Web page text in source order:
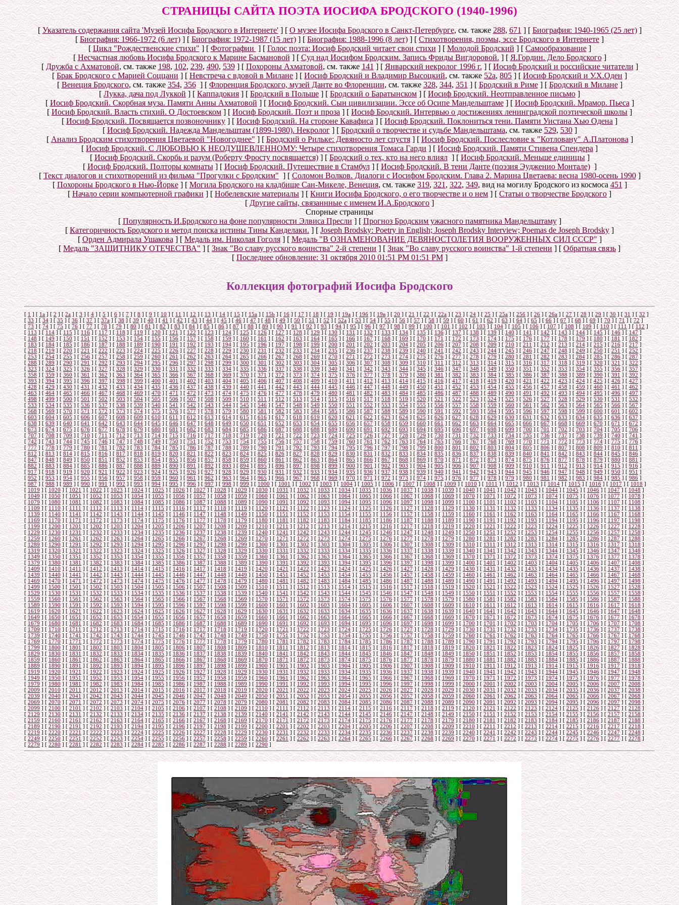
СТРАНИЦЫ САЙТА ПОЭТА ИОСИФА БРОДСКОГО (1940-1996)
[Указатель содержания сайта 'Музей Иосифа Бродского в Интернете'] [О музее Иосифа Бродского в Санкт-Петербурге, см. также288,671] [Биография: 1940-1965 (25 лет)]
[Биография: 1966-1972 (6 лет)] [Биография: 1972-1987 (15 лет)] [Биография: 1988-1996 (8 лет)] [Стихотворения, поэмы, эссе Бродского в Интернете]
[Цикл "Рождественские стихи" ] [Фотографии] [Голос поэта: Иосиф Бродский читает свои стихи] [Молодой Бродский] [ Самообразование]
[Несчастная любовь Иосифа Бродского к Марине Басмановой] [Суд над Иосифом Бродским. Запись Фриды Вигдоровой. ] [Я.Гордин. Дело Бродского]
[ Дружба с Ахматовой, см. также 198,102,239,490,539] [Похороны Ахматовой, см. также141] [ Январский некролог 1996 г.] [Иосиф Бродский и российские читатели]
[ Брак Бродского с Марией Соццани] [Невстреча с вдовой в Милане] [Иосиф Бродский и Владимир Высоцкий, см. также52а,805] [Иосиф Бродский и У.Х.Оден ]
[Венеция Бродского, см. также354, 356] [Флоренция Бродского, музей Данте во Флоренции, см. также328,344,351] [Бродский в Риме] [Бродский в Милане]
[Лукка, дача под Луккой] [Каппадокия] [Бродский в Польше] [Бродский о Баратынском] [Иосиф Бродский. Неотправленное письмо]
[Иосиф Бродский. Скорбная муза. Памяти Анны Ахматовой] [Иосиф Бродский. Сын цивилизации. Эссе об Осипе Мандельштаме] [Иосиф Бродский. Мрамор. Пьеса]
[Иосиф Бродский. Власть стихий. О Достоевском] [Иосиф Бродский. Поэт и проза] [Иосиф Бродский. Интервью о достижениях ленинградской поэтической школы]
[Иосиф Бродский. Посвящается позвоночнику ] [Иосиф Бродский. На стороне Кавафиса ] [Иосиф Бродский. Поклониться тени. Памяти Уистана Хью Одена ]
[Иосиф Бродский. Надежда Мандельштам (1899-1980). Некролог] [Бродский о творчестве и судьбе Мандельштама, см. также529,530]
[ Анализ Бродским стихотворения Цветаевой "Новогоднее"] [Бродский о Рильке: Девяносто лет спустя] [Иосиф Бродский. Послесловие к "Котловану" А.Платонова]
[ Иосиф Бродский. С ЛЮБОВЬЮ К НЕОДУШЕВЛЕННОМУ: Четыре стихотворения Томаса Гарди] [Иосиф Бродский. Памяти Стивена Спендера]
[Иосиф Бродский. Скорбь и разум (Роберту Фросту посвящается)] [Бродский о тех, кто на него влиял] [Иосиф Бродский. Меньше единицы]
[Иосиф Бродский. Полторы комнаты] [Иосиф Бродский. Путешествие в Стамбул] [ Иосиф Бродский. В тени Данте (поэзия Эудженио Монтале)]
[Текст диалогов и стихотворений из фильма "Прогулки с Бродским"] [ Соломон Волков. Диалоги с Иосифом Бродским. Глава 2. Марина Цветаева: весна 1980-осень 1990]
[Похороны Бродского в Нью-Йорке] [ Могила Бродского на кладбище Сан-Микеле, Венеция, см. также319, 321 , 322,349, вид на могилу Бродского из космоса451 ]
[Начало серии компьютерной графики] [ Нобелевские материалы] [Книги Иосифа Бродского, о его творчестве и о нем] [Статьи о творчестве Бродского]
[Другие сайты, связаннные с именем И.А.Бродского]
Спорные страницы
[ Популярность И.Бродского на фоне популярности Элвиса Пресли] [Прогноз Бродским ужасного памятника Мандельштаму]
[Категоричность Бродского и метод поиска истины Тины Канделаки.] [ Joseph Brodsky: Poetry in English; Joseph Brodsky Interview; Poemas de Joseph Brodsky]
[Орден Адмирала Ушакова ] [Медаль им. Николая Гоголя] [Медаль "В ОЗНАМЕНОВАНИЕ ДЕВЯНОСТОЛЕТИЯ ВООРУЖЕННЫХ СИЛ СССР"]
[Медаль "ЗАЩИТНИКУ ОТЕЧЕСТВА"] [Знак "Во славу русского воинства" 2-й степени] [Знак "Во славу русского воинства" 1-й степени ] [Обратная связь ]
[ Последнее обновление:31 октября 2010 01:51 PM 01:51 PM]
Коллекция фотографий Иосифа Бродского
[1 ] [1а] [2] [2а ] [ 3] [4] [5 ] [ 6] [ 7] [ 8] [ 9] [10] [ 11 ] [ 12] [13 ] [ 14 ] [ 15] [15a ] [ 15b ] [16] [ 17] [18] [ 19 ] [19а ] [19б] [ 19в] [20 ] [21 ] [ 22] [22a ] [ 23] [24 ] [25 ] [ 25а] [ 25б ] [ 26 ] [26a] [ 27] [ 28] [29 ] [ 30 ] [31 ] [ 32]
[33] [34] [ 35] [36] [37] [37а] [38] [ 39] [40] [41] [42] [ 43] [44] [45] [ 46] [ 47 ] [48 ] [49] [50] [ 51] [ 52] [52а ] [53] [54] [ 55] [ 56] [57] [ 58 ] [59] [60] [61] [62 ] [63] [ 64] [65 ] [66 ] [67] [ 68] [69] [70 ] [71 ] [72]
[ 73] [74] [ 75 ] [ 76] [ 77 ] [78] [79 ] [ 80] [81] [ 82 ] [ 83] [84 ] [ 85 ] [86] [ 87] [88 ] [89] [ 90 ] [ 91 ] [92 ] [ 93] [94] [ 95 ] [96] [97 ] [ 98 ] [99] [ 100 ] [101 ] [102 ] [ 103] [104] [ 105] [106 ] [ 107 ] [108 ] [ 109] [110] [ 111 ] [112]
[113] [ 114] [ 115 ] [ 116] [117] [118] [119 ] [ 120] [ 121 ] [ 122 ] [ 123 ] [124 ] [125] [ 126] [127] [128] [ 129 ] [ 130 ] [ 131 ] [132] [133] [134 ] [ 135] [ 136] [ 137 ] [ 138 ] [139 ] [140] [ 141] [142] [143] [ 144] [ 145 ] [ 146] [147]
[ 148 ] [ 149] [150 ] [151 ] [152 ] [ 153] [ 154 ] [ 155 ] [156 ] [ 157 ] [ 158] [ 159] [160] [ 161 ] [ 162 ] [ 163 ] [ 164] [165 ] [166 ] [167] [ 168] [ 169 ] [ 170 ] [171 ] [ 172 ] [ 173] [ 174] [175] [ 176 ] [ 177 ] [ 178 ] [ 179] [180 ] [181 ] [182 ]
[ 183] [ 184 ] [ 185] [ 186] [ 187] [188 ] [189] [190 ] [ 191 ] [192 ] [193 ] [194 ] [ 195 ] [196] [ 197] [ 198] [ 199 ] [ 200] [201] [ 202] [203 ] [204] [205 ] [ 206 ] [207 ] [208 ] [209 ] [ 210 ] [211] [ 212] [213] [214 ] [ 215] [216] [ 217]
[218 ] [ 219] [ 220 ] [221] [ 222 ] [223 ] [ 224] [ 225 ] [226] [227 ] [228] [ 229] [ 230 ] [231] [ 232 ] [233 ] [ 234] [ 235 ] [236] [ 237 ] [238 ] [ 239] [ 240 ] [241] [242 ] [243 ] [ 244] [ 245 ] [246] [ 247 ] [248 ] [ 249] [ 250 ] [251] [ 252 ]
[253] [254] [255] [256] [ 257] [ 258 ] [259] [260] [261] [ 262] [263] [264 ] [265 ] [266 ] [267 ] [268] [269] [270 ] [271] [ 272] [ 273 ] [274] [275] [276] [ 277] [278] [279 ] [280 ] [281 ] [282 ] [283] [284] [285] [286] [ 287]
[ 288] [289 ] [290] [291] [ 292 ] [293] [294] [295 ] [ 296] [297] [298] [ 299 ] [300 ] [301] [ 302] [ 303] [304 ] [305] [306] [ 307 ] [308] [309] [310 ] [ 311 ] [312] [313] [ 314 ] [315 ] [316] [ 317] [ 318] [319 ] [320] [321] [ 322 ]
[ 323 ] [ 324 ] [ 325 ] [ 326 ] [327] [328 ] [329 ] [330] [ 331 ] [ 332 ] [333 ] [334 ] [ 335] [ 336] [337] [ 338 ] [ 339 ] [ 340 ] [ 341 ] [342] [343 ] [344] [345] [ 346] [ 347 ] [348 ] [349 ] [ 350] [ 351] [352] [ 353 ] [ 354 ] [ 355 ] [ 356 ] [357]
[ 358 ] [ 359] [360 ] [ 361] [362 ] [ 363 ] [364 ] [ 365 ] [366 ] [367 ] [368] [ 369 ] [ 370] [ 371 ] [ 372] [ 373 ] [ 374] [375 ] [ 376] [377] [ 378 ] [379 ] [ 380 ] [381 ] [382 ] [383] [ 384] [ 385] [ 386 ] [ 387] [ 388 ] [ 389] [390 ] [ 391] [392 ]
[393] [394 ] [ 395] [396] [ 397] [398] [ 399] [400] [ 401] [402 ] [403 ] [404] [405 ] [406] [407] [408] [409 ] [ 410] [411] [ 412] [413] [ 414] [415] [ 416] [417 ] [418 ] [419] [420 ] [421] [422 ] [423] [424 ] [ 425] [426] [ 427]
[428 ] [ 429] [ 430 ] [431 ] [ 432 ] [433 ] [ 434] [ 435 ] [436] [437 ] [ 438] [ 439] [ 440 ] [441] [ 442 ] [443 ] [ 444] [ 445 ] [446] [ 447 ] [448 ] [ 449] [ 450 ] [451] [452 ] [ 453 ] [ 454] [ 455 ] [456] [ 457 ] [458 ] [ 459] [ 460 ] [461 ] [ 462 ]
[ 463] [464] [465] [466] [ 467] [ 468 ] [469] [470] [471 ] [472] [473] [474 ] [ 475 ] [476 ] [477] [ 478] [479] [480] [481] [ 482] [ 483 ] [484] [485] [486 ] [487] [488] [489 ] [ 490 ] [491 ] [492] [ 493] [494] [495] [496] [ 497]
[ 498] [ 499 ] [500] [501] [ 502] [503] [504] [505 ] [ 506] [507 ] [508] [509] [510 ] [511] [ 512] [ 513] [ 514] [515] [516] [ 517] [518] [519] [520 ] [ 521 ] [522 ] [523] [524] [525 ] [526] [ 527] [ 528] [ 529 ] [530] [531] [ 532]
[ 533] [ 534 ] [ 535] [ 536 ] [ 537 ] [538 ] [539] [540 ] [ 541 ] [542 ] [543 ] [544 ] [ 545 ] [546] [ 547] [ 548] [ 549 ] [ 550] [ 551 ] [ 552 ] [553 ] [554] [555 ] [ 556] [557 ] [558 ] [559 ] [ 560 ] [561] [ 562] [ 563] [ 564 ] [ 565] [ 566 ] [ 567 ]
[ 568 ] [ 569] [570] [ 571] [572 ] [ 573] [574 ] [ 575 ] [576 ] [577 ] [578] [ 579 ] [580] [ 581 ] [ 582] [ 583 ] [ 584] [585] [ 586] [587 ] [ 588] [589 ] [ 590 ] [591 ] [592 ] [593] [ 594 ] [595] [ 596] [ 597] [ 598 ] [ 599] [600] [ 601] [602 ]
[603] [604 ] [605] [606] [607] [608] [ 609] [610] [ 611] [612 ] [613] [614] [615 ] [616] [617 ] [618] [619 ] [620] [621] [622] [623] [ 624] [625] [ 626] [627 ] [628] [629] [630 ] [631] [632 ] [633] [634 ] [635] [636] [637]
[638 ] [ 639 ] [ 640] [641 ] [642 ] [ 643 ] [644] [ 645] [ 646 ] [647 ] [ 648] [ 649] [ 650] [651 ] [652] [653 ] [ 654 ] [ 655] [656 ] [657 ] [ 658 ] [659] [ 660] [ 661 ] [662 ] [ 663] [ 664] [ 665] [666] [667] [668 ] [ 669 ] [ 670] [671 ] [672 ]
[673 ] [674 ] [ 675 ] [676] [ 677] [ 678 ] [679 ] [ 680] [681] [ 682] [683 ] [684 ] [ 685 ] [ 686 ] [687 ] [688 ] [688 ] [ 689 ] [690] [ 691 ] [ 692 ] [693 ] [ 694] [695] [ 696] [697] [698 ] [ 699 ] [ 700 ] [701 ] [702 ] [703 ] [ 704 ] [705] [ 706]
[ 707] [ 708] [709 ] [710] [ 711] [712] [ 713] [714 ] [ 715 ] [716 ] [717] [718] [719 ] [720] [721 ] [ 722] [ 723 ] [724 ] [725] [ 726] [727] [ 728] [729 ] [ 730 ] [731 ] [732] [733] [734 ] [735] [736 ] [ 737] [ 738] [739 ] [740] [ 741]
[ 742] [ 743 ] [744] [ 745 ] [ 746] [747 ] [748] [749 ] [ 750 ] [751 ] [752 ] [753 ] [ 754] [755] [ 756] [ 757] [ 758 ] [759] [ 760 ] [ 761] [762 ] [763] [764 ] [ 765 ] [766 ] [767 ] [768 ] [ 769 ] [770] [ 771] [ 772] [ 773 ] [774] [ 775 ] [ 776]
[777] [ 778] [779 ] [ 780] [781 ] [ 782] [783 ] [ 784] [785] [786 ] [787] [ 788 ] [789] [ 790 ] [791] [792 ] [ 793] [794 ] [ 795] [796 ] [ 797] [798 ] [ 799] [800] [801 ] [802] [ 803 ] [804] [ 805 ] [806] [807] [ 808] [809 ] [ 810] [811 ]
[812] [ 813 ] [814 ] [815 ] [816] [817] [ 818 ] [819 ] [ 820] [821 ] [ 822] [ 823] [824] [ 825 ] [ 826 ] [827] [ 828 ] [829 ] [830 ] [831 ] [832] [ 833 ] [834 ] [ 835] [836 ] [ 837] [ 838] [839] [ 840 ] [ 841 ] [842] [ 843 ] [844 ] [845 ] [846]
[ 847] [ 848] [ 849] [850 ] [ 851] [ 852 ] [853] [854] [855 ] [856 ] [ 857 ] [858] [ 859 ] [860 ] [861 ] [ 862] [ 863] [ 864] [865 ] [ 866] [ 867 ] [868] [869] [870 ] [871 ] [ 872 ] [873] [ 874 ] [875 ] [876] [ 877] [ 878] [ 879] [880 ] [ 881]
[882 ] [883] [ 884 ] [885] [ 886 ] [887 ] [888 ] [ 889] [890] [ 891] [892 ] [ 893] [ 894 ] [ 895] [896 ] [897 ] [898] [ 899 ] [900] [ 901 ] [902 ] [903 ] [ 904] [905] [ 906] [907] [ 908] [ 909 ] [ 910] [911 ] [912 ] [913] [ 914 ] [915] [ 916 ]
[917] [ 918] [919] [ 920] [ 921] [922] [ 923 ] [924] [925] [926 ] [927] [928 ] [929 ] [ 930] [931 ] [932] [ 933] [934] [ 935] [ 936] [937] [ 938 ] [939] [940] [941 ] [942] [943 ] [944 ] [ 945] [946 ] [947] [ 948] [949] [ 950] [ 951]
[ 952] [ 953 ] [954] [955 ] [ 956] [957] [958] [959 ] [ 960 ] [961 ] [ 962 ] [963 ] [964] [965] [ 966] [ 967] [ 968 ] [969] [970 ] [ 971] [972] [973] [974 ] [ 975 ] [976 ] [ 977 ] [978 ] [979] [980] [ 981] [ 982] [ 983 ] [984] [985 ] [ 986]
[987] [ 988 ] [ 989 ] [990 ] [991] [992] [993 ] [ 994] [ 995] [ 996 ] [ 997 ] [998 ] [999] [ 1000 ] [1001 ] [ 1002 ] [1003 ] [ 1004] [1005 ] [1006] [1007 ] [ 1008] [ 1009] [1010] [ 1011 ] [1012 ] [ 1013 ] [ 1014 ] [ 1015] [1016 ] [1017] [1018 ]
[ 1019 ] [ 1020] [ 1021] [ 1022 ] [1023 ] [1024 ] [1025 ] [1026] [1027] [1028 ] [ 1029 ] [ 1030] [1031] [ 1032 ] [ 1033 ] [ 1034] [1035 ] [1036 ] [1037] [1038] [1039] [ 1040] [ 1041 ] [1042] [ 1043 ] [ 1044 ] [ 1045] [1046 ] [ 1047 ] [1048 ]
[ 1049] [ 1050 ] [1051 ] [1052] [1053 ] [ 1054] [1055] [1056] [1057 ] [ 1058] [ 1059] [ 1060] [ 1061 ] [1062] [1063 ] [1064 ] [ 1065] [1066] [ 1067] [1068 ] [ 1069] [ 1070] [ 1071] [ 1072 ] [1073 ] [1074 ] [1075 ] [ 1076] [1077] [ 1078]
[1079] [ 1080] [ 1081 ] [1082] [1083 ] [1084] [ 1085] [1086] [1087] [ 1088 ] [ 1089 ] [1090] [ 1091 ] [ 1092 ] [1093] [ 1094 ] [1095 ] [1096] [1097] [1098] [ 1099 ] [ 1100] [1101] [ 1102 ] [ 1103 ] [1104] [ 1105 ] [1106 ] [1107] [ 1108 ]
[1109 ] [1110 ] [1111 ] [1112] [ 1113] [1114] [1115] [ 1116] [1117] [1118] [1119 ] [1120 ] [1121 ] [1122 ] [1123] [ 1124] [ 1125] [ 1126] [ 1127 ] [1128] [1129] [1130 ] [1131 ] [1132] [1133] [1134] [1135] [ 1136] [ 1137] [ 1138]
[ 1139] [ 1140] [1141] [1142 ] [1143 ] [ 1144] [1145] [ 1146] [1147 ] [1148] [1149] [1150 ] [ 1151 ] [1152] [1153] [1154 ] [ 1155] [1156] [ 1157] [1158 ] [1159] [ 1160 ] [1161] [ 1162] [ 1163] [1164] [1165 ] [ 1166] [1167] [ 1168]
[ 1169] [1170] [1171 ] [1172 ] [ 1173] [ 1174] [ 1175] [1176 ] [1177 ] [ 1178 ] [ 1179] [1180] [1181] [1182 ] [1183 ] [ 1184] [ 1185] [1186] [1187 ] [ 1188 ] [ 1189 ] [ 1190] [1191] [1192 ] [1193 ] [ 1194] [ 1195] [1196] [1197] [1198 ]
[ 1199 ] [1200] [ 1201 ] [1202 ] [1203 ] [1204 ] [ 1205 ] [1206] [ 1207] [1208 ] [ 1209] [ 1210 ] [1211] [ 1212 ] [1213 ] [ 1214] [1215 ] [ 1216] [1217] [ 1218] [1219 ] [ 1220] [ 1221 ] [ 1222] [ 1223 ] [1224 ] [ 1225] [1226 ] [ 1227] [1228 ]
[1229] [ 1230 ] [1231 ] [1232] [1233] [ 1234] [1235] [1236] [1237 ] [ 1238] [ 1239] [1240] [ 1241 ] [1242] [1243] [1244 ] [ 1245] [1246] [1247] [1248 ] [ 1249] [ 1250] [1251] [ 1252 ] [1253 ] [1254] [1255 ] [ 1256] [1257] [ 1258]
[1259] [ 1260 ] [ 1261 ] [1262] [1263 ] [1264] [ 1265] [ 1266] [1267] [ 1268 ] [ 1269 ] [1270] [ 1271 ] [ 1272 ] [ 1273] [ 1274 ] [1275 ] [1276] [ 1277] [1278] [ 1279 ] [ 1280 ] [1281] [ 1282 ] [ 1283 ] [ 1284] [ 1285 ] [ 1286 ] [1287 ] [ 1288 ]
[ 1289 ] [1290 ] [1291 ] [1292 ] [1293] [1294] [1295] [ 1296] [1297] [ 1298] [1299 ] [ 1300 ] [ 1301 ] [ 1302 ] [1303 ] [1304] [ 1305] [ 1306] [ 1307] [1308] [1309] [1310 ] [ 1311 ] [ 1312 ] [ 1313] [1314 ] [1315 ] [ 1316 ] [ 1317] [ 1318]
[ 1319] [ 1320 ] [1321] [1322 ] [1323 ] [ 1324] [1325] [1326] [1327 ] [1328] [ 1329] [1330] [ 1331 ] [1332 ] [1333] [1334 ] [1335] [1336] [1337] [1338 ] [1339] [ 1340] [1341] [ 1342] [1343 ] [1344] [1345 ] [1346] [1347] [ 1348]
[ 1349] [ 1350 ] [1351 ] [1352 ] [1353 ] [ 1354] [1355 ] [1356] [1357 ] [ 1358] [ 1359] [1360] [1361 ] [1362 ] [1363 ] [1364] [ 1365] [1366] [1367] [ 1368 ] [ 1369] [ 1370] [1371] [1372 ] [1373 ] [1374] [ 1375] [1376] [1377] [ 1378]
[ 1379] [1380] [ 1381 ] [1382 ] [1383 ] [1384 ] [1385 ] [1386] [ 1387] [1388 ] [ 1389] [ 1390] [1391] [ 1392 ] [1393 ] [1394] [1395 ] [1396] [1397] [ 1398] [1399] [ 1400] [ 1401 ] [1402] [ 1403 ] [1404 ] [1405] [1406 ] [ 1407] [1408]
[1409] [1410] [1411] [1412] [1413] [ 1414] [1415] [1416] [ 1417 ] [1418] [ 1419] [1420 ] [1421 ] [ 1422] [1423] [1424] [ 1425] [1426] [1427] [1428 ] [1429] [ 1430] [1431 ] [1432] [ 1433 ] [1434] [1435] [ 1436 ] [1437] [1438]
[ 1439] [1440 ] [ 1441 ] [1442] [1443] [ 1444] [ 1445] [1446] [1447 ] [ 1448 ] [ 1449] [ 1450] [ 1451 ] [ 1452 ] [ 1453 ] [1454] [ 1455 ] [ 1456] [ 1457] [1458 ] [ 1459 ] [ 1460] [ 1461] [ 1462 ] [ 1463 ] [ 1464 ] [ 1465 ] [ 1466 ] [ 1467 ] [ 1468]
[1469 ] [ 1470 ] [ 1471 ] [1472] [ 1473] [ 1474 ] [ 1475] [1476 ] [1477] [ 1478 ] [1479 ] [1480 ] [ 1481 ] [ 1482] [1483] [ 1484 ] [ 1485 ] [ 1486] [1487 ] [1488 ] [ 1489 ] [1490] [1491 ] [ 1492 ] [ 1493] [1494] [ 1495 ] [ 1496 ] [ 1497] [ 1498 ]
[ 1499] [ 1500 ] [1501] [1502 ] [1503 ] [ 1504] [1505] [1506] [1507 ] [1508] [ 1509 ] [ 1510] [ 1511 ] [1512 ] [1513 ] [ 1514 ] [1515] [1516] [1517] [1518] [1519] [ 1520] [1521] [ 1522] [1523 ] [1524] [ 1525 ] [1526] [ 1527] [ 1528 ]
[ 1529] [ 1530] [1531 ] [1532 ] [1533 ] [ 1534] [1535] [ 1536] [1537 ] [1538] [ 1539] [1540] [1541] [1542 ] [1543 ] [1544] [ 1545] [1546] [ 1547] [ 1548 ] [ 1549] [ 1550 ] [1551] [1552] [1553 ] [ 1554] [1555] [ 1556] [1557] [ 1558]
[1559 ] [1560] [ 1561 ] [1562] [1563] [1564 ] [1565] [1566] [ 1567] [1568 ] [ 1569] [1570 ] [1571] [ 1572 ] [1573] [ 1574] [1575 ] [1576] [1577] [ 1578] [1579] [ 1580] [ 1581 ] [1582] [ 1583 ] [1584] [ 1585] [1586 ] [ 1587] [1588 ]
[1589 ] [ 1590] [1591] [1592] [1593 ] [ 1594] [1595] [ 1596] [1597 ] [1598] [ 1599 ] [1600] [1601] [ 1602 ] [ 1603] [ 1604] [ 1605] [1606] [1607] [1608 ] [1609] [ 1610 ] [1611 ] [1612] [ 1613 ] [ 1614] [ 1615] [ 1616 ] [1617 ] [1618 ]
[ 1619 ] [1620 ] [ 1621 ] [1622 ] [1623] [1624] [1625] [ 1626] [1627] [ 1628] [ 1629] [ 1630] [ 1631 ] [ 1632 ] [ 1633 ] [1634] [1635 ] [1636] [ 1637] [1638] [ 1639] [ 1640 ] [1641 ] [ 1642 ] [1643 ] [ 1644] [1645 ] [1646] [1647 ] [ 1648]
[1649 ] [ 1650 ] [ 1651 ] [1652] [ 1653] [1654 ] [ 1655] [1656 ] [ 1657] [ 1658 ] [1659 ] [1660 ] [ 1661 ] [ 1662] [1663] [ 1664 ] [1665 ] [1666] [1667 ] [1668] [ 1669 ] [1670] [1671 ] [ 1672 ] [ 1673] [1674] [ 1675 ] [1676 ] [1677] [ 1678 ]
[1679] [1680 ] [1681 ] [1682] [1683] [1684] [1685] [1686] [1687] [1688] [ 1689 ] [1690] [ 1691 ] [1692 ] [1693] [1694] [ 1695] [ 1696] [1697] [ 1698] [1699] [ 1700] [1701] [ 1702] [1703 ] [1704] [1705 ] [ 1706] [ 1707] [ 1708]
[ 1709] [ 1710] [1711 ] [ 1712 ] [1713 ] [ 1714] [1715 ] [ 1716] [1717 ] [1718] [ 1719] [ 1720] [ 1721] [1722 ] [ 1723 ] [1724 ] [ 1725] [1726 ] [ 1727] [1728 ] [ 1729] [ 1730 ] [1731] [ 1732] [1733 ] [ 1734] [1735 ] [ 1736] [1737 ] [ 1738]
[1739] [1740] [ 1741 ] [1742 ] [ 1743] [ 1744 ] [1745] [1746 ] [1747 ] [ 1748] [ 1749] [1750] [1751] [ 1752 ] [ 1753] [ 1754] [1755 ] [1756] [1757 ] [1758 ] [ 1759] [ 1760] [1761] [1762 ] [1763 ] [ 1764] [ 1765] [1766] [1767 ] [1768 ]
[ 1769 ] [ 1770] [ 1771] [ 1772 ] [1773 ] [1774 ] [1775 ] [1776] [1777] [1778 ] [ 1779 ] [ 1780] [1781] [ 1782 ] [ 1783 ] [ 1784] [1785 ] [1786 ] [1787] [1788] [1789] [ 1790] [ 1791 ] [1792] [ 1793 ] [ 1794 ] [ 1795] [1796 ] [ 1797 ] [1798 ]
[ 1799] [ 1800 ] [1801 ] [1802] [1803 ] [ 1804] [1805] [1806] [1807 ] [ 1808] [ 1809] [ 1810] [ 1811 ] [1812] [1813 ] [1814 ] [ 1815] [1816] [ 1817] [1818 ] [ 1819] [ 1820] [ 1821] [ 1822 ] [1823 ] [1824 ] [1825 ] [ 1826] [1827] [ 1828]
[1829] [ 1830] [ 1831 ] [1832] [1833 ] [1834] [ 1835] [1836] [1837] [ 1838 ] [ 1839 ] [1840] [ 1841 ] [ 1842 ] [1843] [ 1844 ] [1845 ] [1846] [1847] [1848] [ 1849 ] [ 1850] [1851] [ 1852 ] [ 1853 ] [1854] [ 1855 ] [1856 ] [1857] [ 1858 ]
[1859 ] [1860 ] [1861 ] [1862] [ 1863] [1864] [1865] [ 1866] [1867] [1868] [1869 ] [1870 ] [1871 ] [1872 ] [1873] [ 1874] [ 1875] [ 1876] [ 1877 ] [1878] [1879] [1880 ] [1881 ] [1882] [1883] [1884] [1885] [ 1886] [ 1887] [ 1888]
[ 1889] [ 1890] [1891] [1892 ] [1893 ] [ 1894] [1895] [ 1896] [1897 ] [1898] [1899] [1900 ] [ 1901 ] [1902] [1903] [1904 ] [ 1905] [1906] [ 1907] [1908 ] [1909] [ 1910 ] [1911] [ 1912] [ 1913] [1914] [1915 ] [ 1916] [1917] [ 1918]
[ 1919] [1920] [1921 ] [1922 ] [ 1923] [ 1924] [ 1925] [1926 ] [1927 ] [ 1928 ] [ 1929] [1930] [1931] [1932 ] [1933 ] [ 1934] [ 1935] [1936] [1937 ] [ 1938 ] [ 1939 ] [ 1940] [1941] [1942 ] [1943 ] [ 1944] [ 1945] [1946] [1947] [1948 ]
[ 1949 ] [1950] [ 1951 ] [1952 ] [1953 ] [1954 ] [ 1955 ] [1956] [ 1957] [1958 ] [ 1959] [ 1960 ] [1961] [ 1962 ] [1963 ] [ 1964] [1965 ] [ 1966] [1967] [ 1968] [1969 ] [ 1970] [ 1971 ] [ 1972] [ 1973 ] [1974 ] [ 1975] [1976 ] [ 1977] [1978 ]
[1979] [ 1980 ] [1981 ] [1982] [1983] [ 1984] [1985] [1986] [1987 ] [ 1988] [ 1989] [1990] [ 1991 ] [1992] [1993] [1994 ] [ 1995] [1996] [1997] [1998 ] [ 1999] [ 2000] [2001] [ 2002 ] [2003 ] [2004] [2005 ] [ 2006] [2007] [2008]
[2009] [ 2010 ] [2011 ] [2012] [2013 ] [2014] [ 2015] [ 2016] [2017] [ 2018 ] [ 2019 ] [2020] [ 2021 ] [ 2022 ] [2023] [2024 ] [2025 ] [2026] [ 2027] [2028] [ 2029 ] [ 2030 ] [2031] [ 2032 ] [ 2033 ] [ 2034] [ 2035 ] [2036 ] [2037 ] [ 2038 ]
[ 2039 ] [2040 ] [2041 ] [2042 ] [2043] [2044] [2045] [ 2046] [2047] [ 2048] [2049 ] [ 2050 ] [2051 ] [2052 ] [2053 ] [2054] [2055] [2056] [ 2057] [2058] [2059] [2060 ] [ 2061 ] [ 2062 ] [ 2063] [2064 ] [2065 ] [ 2066 ] [ 2067] [ 2068]
[ 2069] [ 2070 ] [2071] [2072 ] [2073 ] [ 2074] [2075] [2076] [2077 ] [2078] [ 2079] [2080] [ 2081 ] [2082 ] [2083] [2084 ] [2085] [2086] [2087] [2088 ] [2089] [ 2090] [2091] [ 2092] [2093 ] [2094] [2095 ] [2096] [2097] [2098]
[ 2099] [ 2100 ] [2101 ] [2102 ] [2103 ] [ 2104] [2105 ] [2106] [2107 ] [ 2108] [ 2109] [2110] [2111 ] [2112 ] [2113 ] [2114] [ 2115] [2116] [2117] [2118 ] [ 2119] [ 2120] [2121] [2122 ] [2123 ] [2124] [2125] [2126] [2127] [2128]
[ 2129] [2130] [ 2131 ] [2132 ] [2133 ] [2134 ] [2135 ] [2136] [2137] [2138 ] [ 2139] [ 2140] [2141] [ 2142 ] [2143 ] [2144] [2145 ] [2146] [2147] [ 2148] [2149] [ 2150] [ 2151 ] [2152] [ 2153 ] [2154 ] [2155] [2156 ] [2157] [2158]
[2159] [2160] [2161] [2162] [2163] [ 2164] [2165] [2166] [ 2167 ] [2168] [2169] [2170 ] [2171 ] [2172] [2173] [2174] [ 2175] [2176] [2177] [2178 ] [2179] [ 2180] [2181 ] [2182] [ 2183 ] [2184] [2185] [ 2186 ] [2187] [2188]
[2189] [2190 ] [2191 ] [2192] [2193] [ 2194] [ 2195] [2196] [2197 ] [ 2198 ] [ 2199] [ 2200] [2201 ] [ 2202 ] [2203 ] [2204] [ 2205 ] [ 2206] [2207] [2208 ] [ 2209 ] [ 2210] [ 2211] [ 2212 ] [ 2213 ] [ 2214 ] [2215 ] [ 2216 ] [ 2217 ] [ 2218]
[2219 ] [2220 ] [ 2221 ] [2222] [ 2223] [2224 ] [ 2225] [2226 ] [2227] [ 2228 ] [2229 ] [2230 ] [ 2231 ] [ 2232] [2233] [ 2234 ] [ 2235 ] [ 2236] [2237 ] [2238 ] [ 2239 ] [2240] [2241 ] [ 2242 ] [ 2243] [2244] [ 2245 ] [ 2246 ] [ 2247] [2248 ]
[ 2249] [ 2250 ] [2251] [2252 ] [2253 ] [ 2254] [2255] [2256] [2257 ] [2258] [ 2259 ] [ 2260] [ 2261 ] [2262 ] [2263 ] [2264 ] [2265] [2266] [2267] [2268] [2269] [ 2270] [2271] [ 2272] [2273 ] [2274] [ 2275 ] [2276] [2277] [2278 ]
[ 2279] [ 2280] [2281 ] [2282 ] [2283 ] [ 2284] [2285] [2286] [2287 ] [2288] [ 2289] [2290]